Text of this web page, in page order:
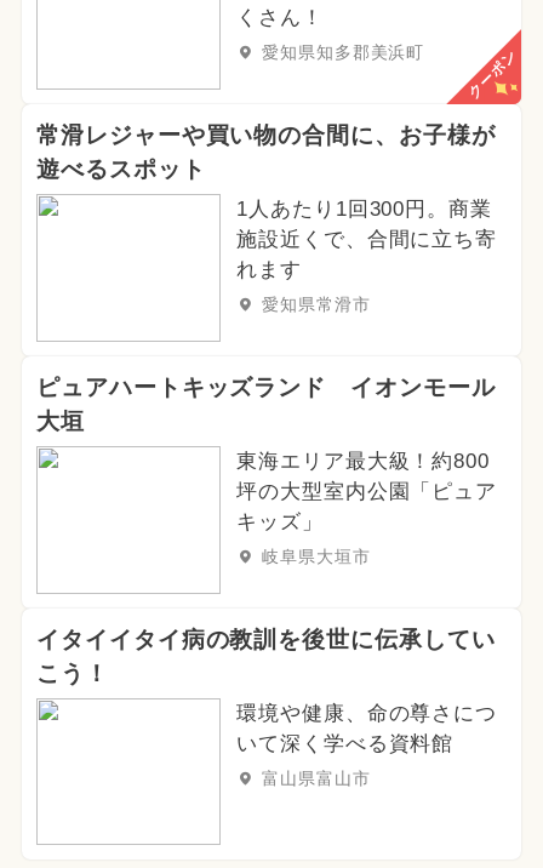
くさん！
愛知県知多郡美浜町 クーポン
常滑レジャーや買い物の合間に、お子様が
遊べるスポット
1人あたり1回300円。商業
施設近くで、合間に立ち寄
れます
愛知県常滑市
ピュアハートキッズランド イオンモール
大垣
東海エリア最大級！約800
坪の大型室内公園「ピュア
キッズ」
岐阜県大垣市
イタイイタイ病の教訓を後世に伝承してい
こう！
環境や健康、命の尊さにつ
いて深く学べる資料館
富山県富山市